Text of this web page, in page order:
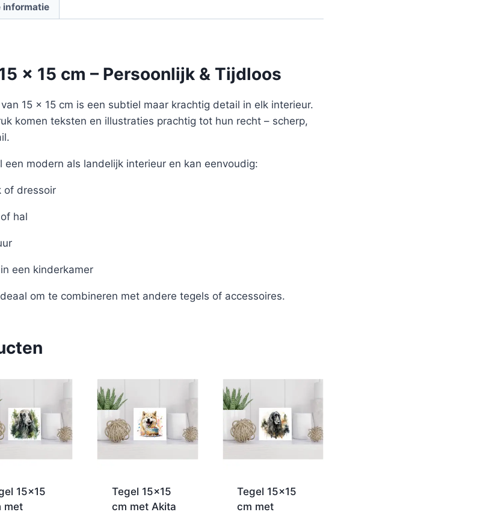
informatie
x 15 cm – Persoonlijk & Tijdloos
15 x 15 cm is een subtiel maar krachtig detail in elk interieur.
komen teksten en illustraties prachtig tot hun recht – scherp,
modern als landelijk interieur en kan eenvoudig:
of dressoir
hal
een kinderkamer
om te combineren met andere tegels of accessoires.
15×15
met
Tegel 15×15
cm met Akita
Tegel 15×15
cm met